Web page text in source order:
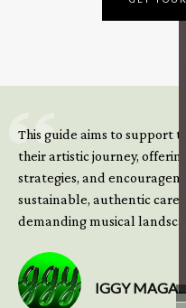
This guide aims to support
their artistic journey,
strategies, and
sustainable, authentic
demanding musical
IGGY